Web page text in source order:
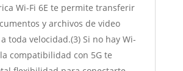
Wi-Fi 6E te permite transferir
y archivos de video
toda velocidad.(3) Si no hay Wi-
compatibilidad con 5G te